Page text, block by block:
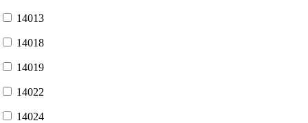
14013
14018
14019
14022
14024